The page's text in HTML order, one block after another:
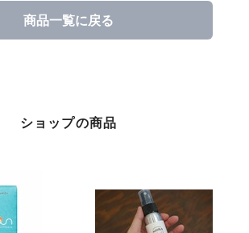
商品一覧に戻る
ショップの商品